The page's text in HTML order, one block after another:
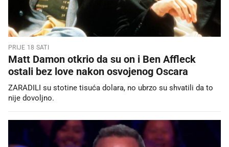
PRIJE 18 SATI
Matt Damon otkrio da su on i Ben Affleck
ostali bez love nakon osvojenog Oscara
ZARADILI su stotine tisuća dolara, no ubrzo su shvatili da to
nije dovoljno.